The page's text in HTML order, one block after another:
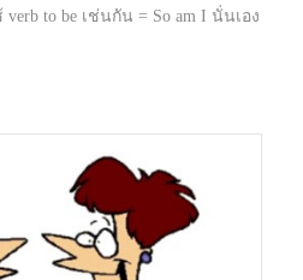
to be เช่นกัน = So am I นั่นเอง